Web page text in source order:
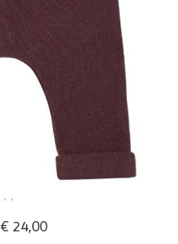
€ 24,00